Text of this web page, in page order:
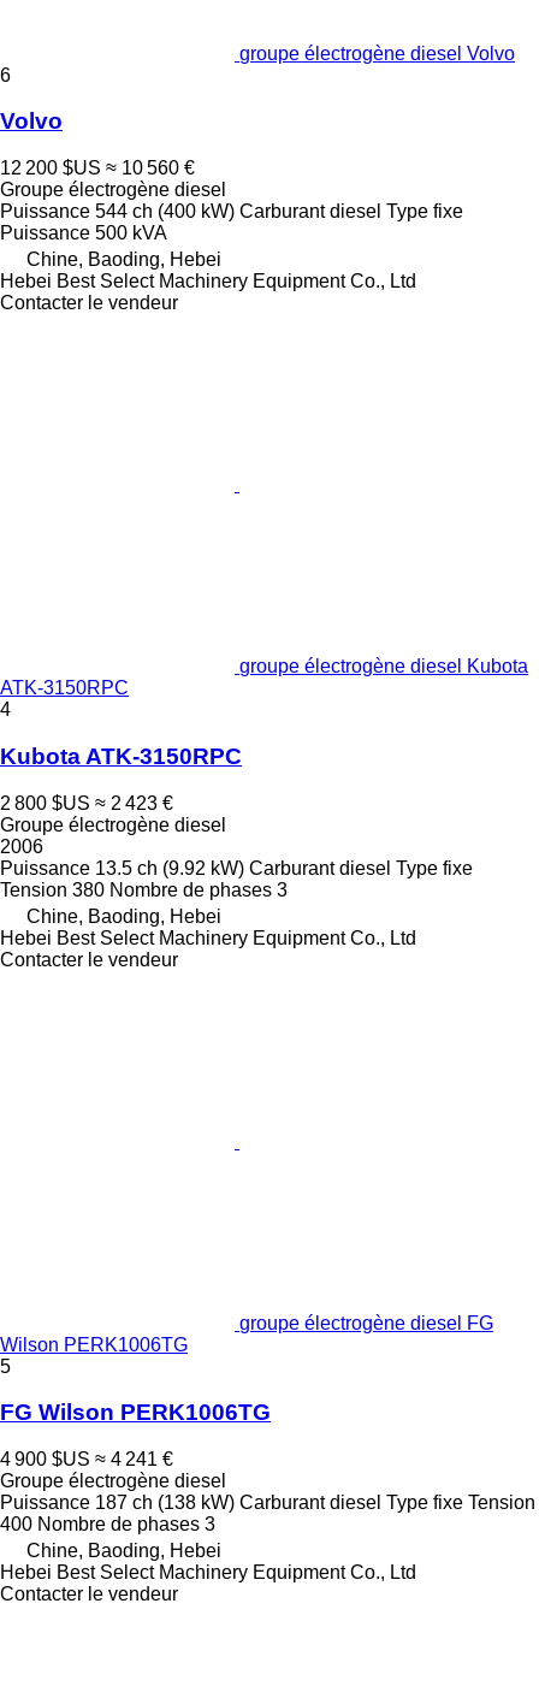
groupe électrogène diesel Volvo
6
Volvo
12 200 $US ≈ 10 560 €
Groupe électrogène diesel
Puissance 544 ch (400 kW) Carburant diesel Type fixe
Puissance 500 kVA
Chine, Baoding, Hebei
Hebei Best Select Machinery Equipment Co., Ltd
Contacter le vendeur
groupe électrogène diesel Kubota
ATK-3150RPC
4
Kubota ATK-3150RPC
2 800 $US ≈ 2 423 €
Groupe électrogène diesel
2006
Puissance 13.5 ch (9.92 kW) Carburant diesel Type fixe
Tension 380 Nombre de phases 3
Chine, Baoding, Hebei
Hebei Best Select Machinery Equipment Co., Ltd
Contacter le vendeur
groupe électrogène diesel FG
Wilson PERK1006TG
5
FG Wilson PERK1006TG
4 900 $US ≈ 4 241 €
Groupe électrogène diesel
Puissance 187 ch (138 kW) Carburant diesel Type fixe Tension
400 Nombre de phases 3
Chine, Baoding, Hebei
Hebei Best Select Machinery Equipment Co., Ltd
Contacter le vendeur